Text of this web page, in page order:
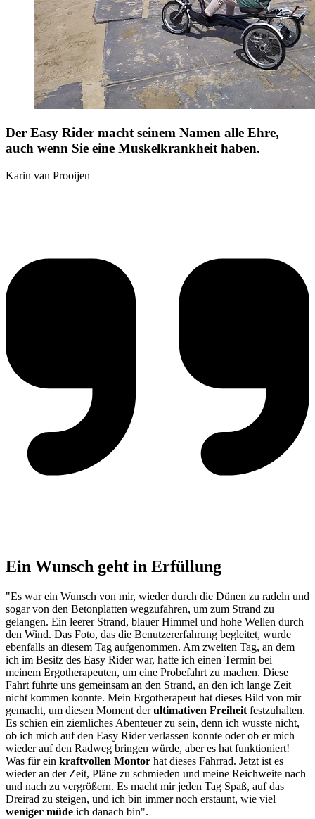
Der Easy Rider macht seinem Namen alle Ehre,
auch wenn Sie eine Muskelkrankheit haben.
Karin van Prooijen
Ein Wunsch geht in Erfüllung
"Es war ein Wunsch von mir, wieder durch die Dünen zu radeln und
sogar von den Betonplatten wegzufahren, um zum Strand zu
gelangen. Ein leerer Strand, blauer Himmel und hohe Wellen durch
den Wind. Das Foto, das die Benutzererfahrung begleitet, wurde
ebenfalls an diesem Tag aufgenommen. Am zweiten Tag, an dem
ich im Besitz des Easy Rider war, hatte ich einen Termin bei
meinem Ergotherapeuten, um eine Probefahrt zu machen. Diese
Fahrt führte uns gemeinsam an den Strand, an den ich lange Zeit
nicht kommen konnte. Mein Ergotherapeut hat dieses Bild von mir
gemacht, um diesen Moment derultimativen Freiheit festzuhalten.
Es schien ein ziemliches Abenteuer zu sein, denn ich wusste nicht,
ob ich mich auf den Easy Rider verlassen konnte oder ob er mich
wieder auf den Radweg bringen würde, aber es hat funktioniert!
Was für ein kraftvollen Montor hat dieses Fahrrad. Jetzt ist es
wieder an der Zeit, Pläne zu schmieden und meine Reichweite nach
und nach zu vergrößern. Es macht mir jeden Tag Spaß, auf das
Dreirad zu steigen, und ich bin immer noch erstaunt, wie viel
weniger müde ich danach bin".